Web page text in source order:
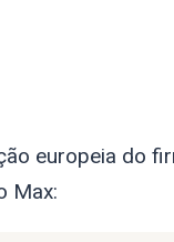
europeia do
Max: